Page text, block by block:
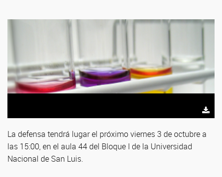
La defensa tendrá lugar el próximo viernes 3 de octubre a
las 15:00, en el aula 44 del Bloque I de la Universidad
Nacional de San Luis.